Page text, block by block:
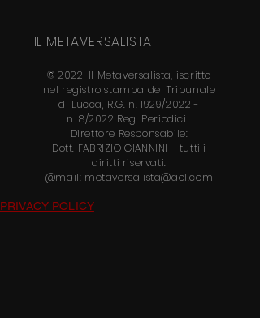
IL METAVERSALISTA
© 2022, Il Metaversalista, iscritto
nel registro stampa del Tribunale
di Lucca, R.G. n. 1929/2022 -
n. 8/2022 Reg. Periodici.
Direttore Responsabile:
Dott. FABRIZIO GIANNINI - tutti i
diritti riservati.
@mail: metaversalista@aol.com
PRIVACY POLICY